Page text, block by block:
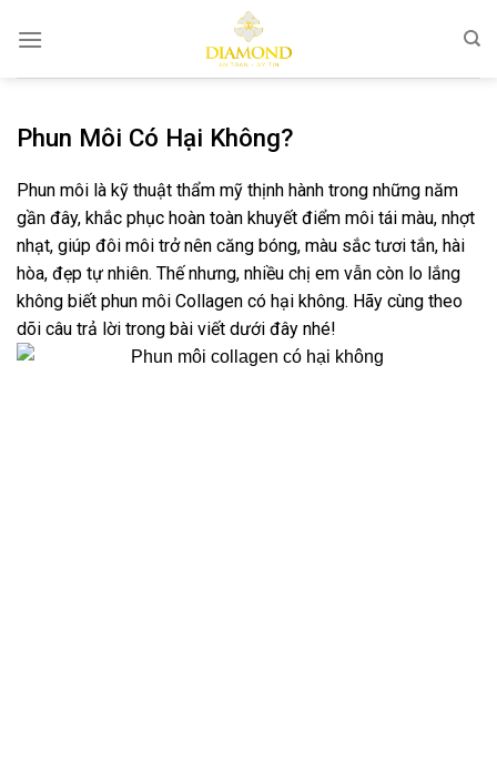
qua
Phun Môi Có Hại Không?
Phun môi là kỹ thuật thẩm mỹ thịnh hành trong những năm
gần đây, khắc phục hoàn toàn khuyết điểm môi tái màu, nhợt
nhạt, giúp đôi môi trở nên căng bóng, màu sắc tươi tắn, hài
hòa, đẹp tự nhiên. Thế nhưng, nhiều chị em vẫn còn lo lắng
không biết phun môi Collagen có hại không. Hãy cùng theo
dõi câu trả lời trong bài viết dưới đây nhé!